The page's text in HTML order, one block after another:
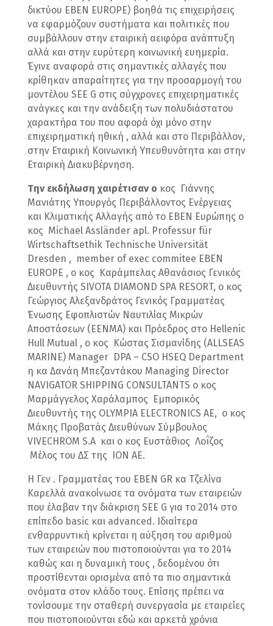
δικτύου ΕΒΕΝ EUROPE) βοηθά τις επιχειρήσεις
να εφαρμόζουν συστήματα και πολιτικές που
συμβάλλουν στην εταιρική αειφόρα ανάπτυξη
αλλά και στην ευρύτερη κοινωνική ευημερία.
Έγινε αναφορά στις σημαντικές αλλαγές που
κρίθηκαν απαραίτητες για την προσαρμογή του
μοντέλου SEE G στις σύγχρονες επιχειρηματικές
ανάγκες και την ανάδειξη των πολυδιάστατου
χαρακτήρα του που αφορά όχι μόνο στην
επιχειρηματική ηθική , αλλά και στο Περιβάλλον,
στην Εταιρική Κοινωνική Υπευθυνότητα και στην
Εταιρική Διακυβέρνηση.
Την εκδήλωση χαιρέτισαν ο κος Γιάννης
Μανιάτης Υπουργός Περιβάλλοντος Ενέργειας
και Κλιματικής Αλλαγής από το EBEN Ευρώπης ο
κος Michael Assländer apl. Professur für
Wirtschaftsethik Technische Universität
Dresden , member of exec commitee EBEN
EUROPE , ο κος Καράμπελας Αθανάσιος Γενικός
Διευθυντής SIVOTA DIAMOND SPA RESORT, ο κος
Γεώργιος Αλεξανδράτος Γενικός Γραμματέας
Ένωσης Εφοπλιστών Ναυτιλίας Μικρών
Αποστάσεων (ΕΕΝΜΑ) και Πρόεδρος στο Hellenic
Hull Mutual , ο κος Κώστας Σισμανίδης (ALLSEAS
MARINE) Manager DPA – CSO HSEQ Department
η κα Δανάη Μπεζαντάκου Managing Director
NAVIGATOR SHIPPING CONSULTANTS ο κος
Μαρμάγγελος Χαράλαμπος Εμπορικός
Διευθυντής της ΟLYMPIA ELECTRONICS AE, ο κος
Μάκης Προβατάς Διευθύνων Σύμβουλος
VIVECHROM S.A και ο κος Ευστάθιος Λοΐζος
Μέλος του ΔΣ της ΙΟΝ ΑΕ.
Η Γεν . Γραμματέας του EBEN GR κα Τζελίνα
Καρελλά ανακοίνωσε τα ονόματα των εταιρειών
που έλαβαν την διάκριση SEE G για το 2014 στο
επίπεδο basic και advanced. Ιδιαίτερα
ενθαρρυντική κρίνεται η αύξηση του αριθμού
των εταιρειών που πιστοποιούνται για το 2014
καθώς και η δυναμική τους , δεδομένου ότι
προστίθενται ορισμένα από τα πιο σημαντικά
ονόματα στον κλάδο τους. Επίσης πρέπει να
τονίσουμε την σταθερή συνεργασία με εταιρείες
που πιστοποιούνται εδώ και αρκετά χρόνια